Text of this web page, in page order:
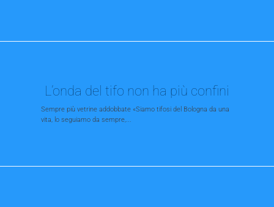
L’onda del tifo non ha più confini
Sempre più vetrine addobbate «Siamo tifosi del Bologna da una
vita, lo seguiamo da sempre,...